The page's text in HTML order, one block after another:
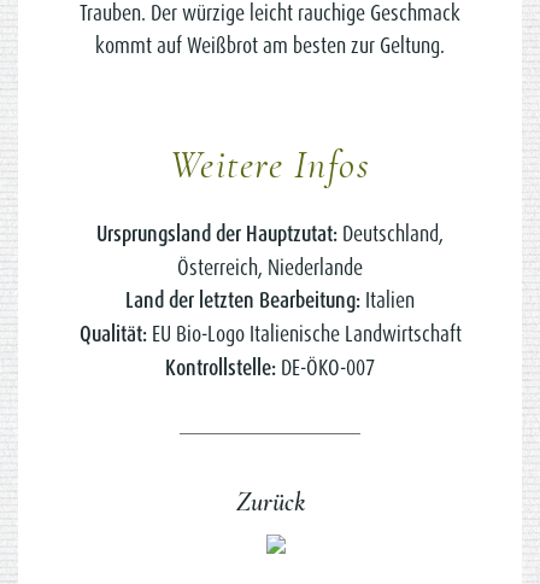
Trauben. Der würzige leicht rauchige Geschmack
kommt auf Weißbrot am besten zur Geltung.
Weitere Infos
Ursprungsland der Hauptzutat: Deutschland,
Österreich, Niederlande
Land der letzten Bearbeitung: Italien
Qualität:EU Bio-Logo Italienische Landwirtschaft
Kontrollstelle: DE-ÖKO-007
Zurück